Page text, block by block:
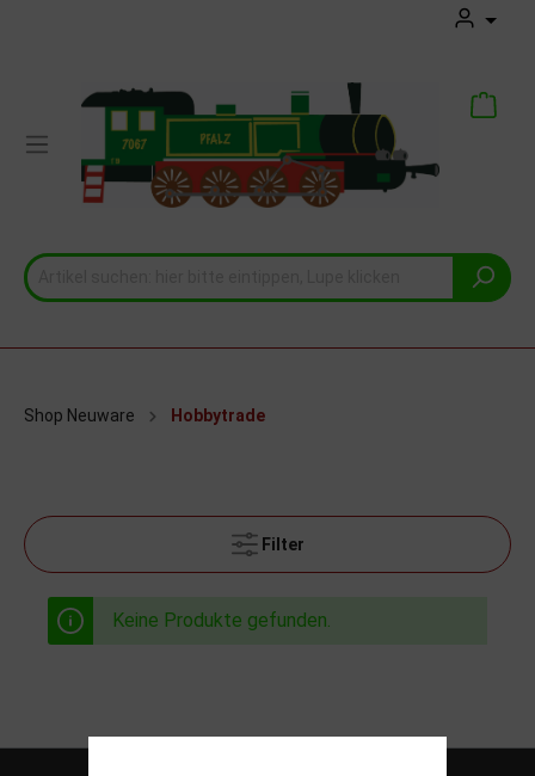
Shop Neuware Hobbytrade
Filter
Keine Produkte gefunden.